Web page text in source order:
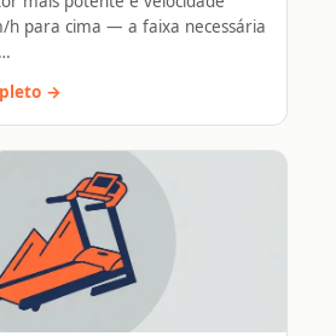
h para cima — a faixa necessária
→